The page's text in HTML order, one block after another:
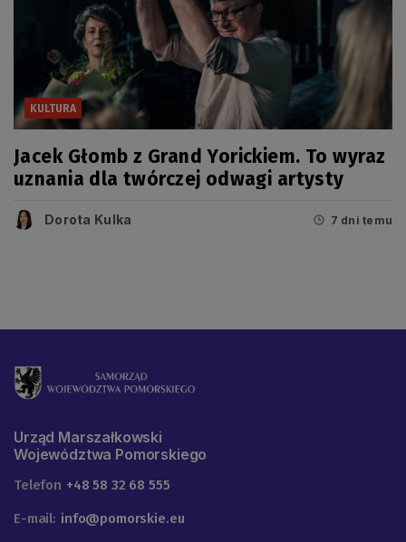
KULTURA
Jacek Głomb z Grand Yorickiem. To wyraz
uznania dla twórczej odwagi artysty
Dorota Kulka 7 dni temu
Urząd Marszałkowski
Województwa Pomorskiego
Telefon +48 58 32 68 555
E-mail: info@pomorskie.eu